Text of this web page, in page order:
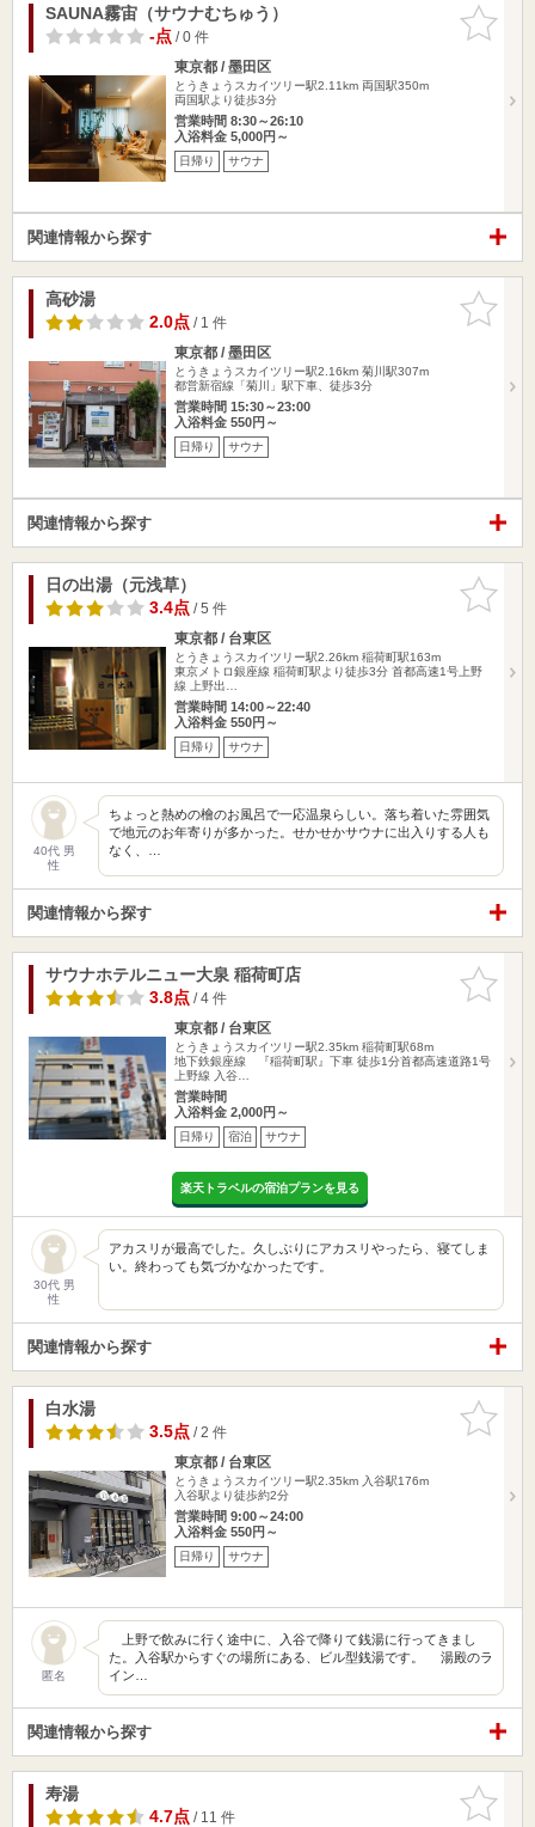
お気に入
りに追加
SAUNA霧宙（サウナむちゅう）
-点/ 0 件
東京都 / 墨田区
とうきょうスカイツリー駅2.11km 両国駅350m
両国駅より徒歩3分
営業時間 8:30～26:10
入浴料金 5,000円～
日帰り サウナ
関連情報から探す
お気に入
りに追加
高砂湯
2.0点/ 1 件
東京都 / 墨田区
とうきょうスカイツリー駅2.16km 菊川駅307m
都営新宿線「菊川」駅下車、徒歩3分
営業時間 15:30～23:00
入浴料金 550円～
日帰り サウナ
関連情報から探す
お気に入
りに追加
日の出湯（元浅草）
3.4点/ 5 件
東京都 / 台東区
とうきょうスカイツリー駅2.26km 稲荷町駅163m
東京メトロ銀座線 稲荷町駅より徒歩3分 首都高速1号上野
線 上野出…
営業時間 14:00～22:40
入浴料金 550円～
日帰り サウナ
40代 男
性
ちょっと熱めの檜のお風呂で一応温泉らしい。落ち着いた雰囲気
で地元のお年寄りが多かった。せかせかサウナに出入りする人も
なく、…
関連情報から探す
お気に入
りに追加
サウナホテルニュー大泉 稲荷町店
3.8点/ 4 件
東京都 / 台東区
とうきょうスカイツリー駅2.35km 稲荷町駅68m
地下鉄銀座線 『稲荷町駅』下車 徒歩1分首都高速道路1号
上野線 入谷…
営業時間
入浴料金 2,000円～
日帰り 宿泊 サウナ
楽天トラベルの宿泊プランを見る
30代 男
性
アカスリが最高でした。久しぶりにアカスリやったら、寝てしま
い。終わっても気づかなかったです。
関連情報から探す
お気に入
りに追加
白水湯
3.5点/ 2 件
東京都 / 台東区
とうきょうスカイツリー駅2.35km 入谷駅176m
入谷駅より徒歩約2分
営業時間 9:00～24:00
入浴料金 550円～
日帰り サウナ
匿名
上野で飲みに行く途中に、入谷で降りて銭湯に行ってきまし
た。入谷駅からすぐの場所にある、ビル型銭湯です。 湯殿のラ
イン…
関連情報から探す
お気に入
りに追加
寿湯
4.7点/ 11 件